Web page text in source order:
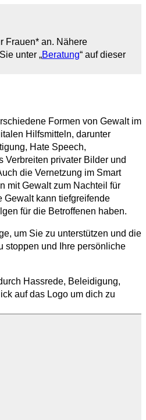
Frauen* an. Nähere
unter „Beratung“ auf dieser
Formen von Gewalt im
Hilfsmitteln, darunter
Hate Speech,
Verbreiten privater Bilder und
die Vernetzung im Smart
mit Gewalt zum Nachteil für
Gewalt kann tiefgreifende
für die Betroffenen haben.
um Sie zu unterstützen und die
stoppen und Ihre persönliche
Hassrede, Beleidigung,
auf das Logo um dich zu